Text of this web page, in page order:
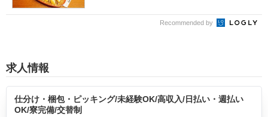
Recommended by
求人情報
仕分け・梱包・ピッキング/未経験OK/高収入/日払い・週払い
OK/寮完備/交替制